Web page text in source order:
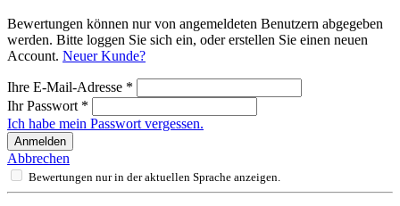
Bewertungen können nur von angemeldeten Benutzern abgegeben
werden. Bitte loggen Sie sich ein, oder erstellen Sie einen neuen
Account. Neuer Kunde?
Ihre E-Mail-Adresse *
Ihr Passwort *
Ich habe mein Passwort vergessen.
Anmelden
Abbrechen
Bewertungen nur in der aktuellen Sprache anzeigen.